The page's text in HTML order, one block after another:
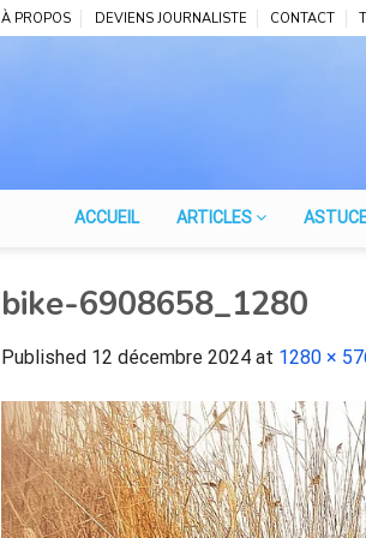
À PROPOS DEVIENS JOURNALISTE CONTACT
ACCUEIL ARTICLES
bike-6908658_1280
Published 12 décembre 2024 at 1280 ×